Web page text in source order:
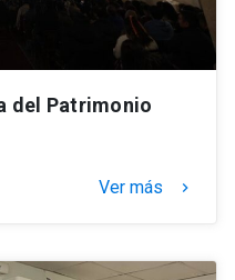
del Patrimonio
Ver más keyboard_arrow_right